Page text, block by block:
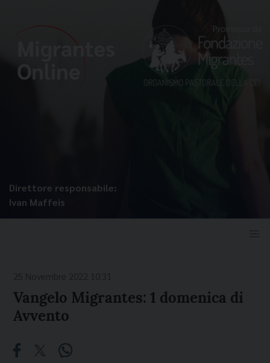
Direttore responsabile:
Ivan Maffeis
Vangelo Migrantes: 1 domenica di
Avvento